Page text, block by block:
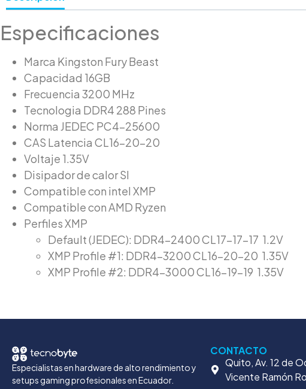
Especificaciones
Marca Kingston Fury Beast
Capacidad 16GB
Frecuencia 3200 MHz
Tecnologia DDR4 288 Pines
Norma JEDEC PC4-25600
CAS Latencia CL16-20-20
Voltaje 1.35V
Disipador de calor SI
Compatible con intel XMP
Compatible con AMD Ryzen
Perfiles XMP
Default (JEDEC): DDR4-2400 CL17-17-17 1.2V
XMP Profile #1: DDR4-3200 CL16-20-20 1.35V
XMP Profile #2: DDR4-3000 CL16-19-19 1.35V
Especialistas en hardware de alto rendimiento y
setups gaming profesionales en Ecuador.
CONTACTO
Quito, Av. 12 de
Vicente Ramón